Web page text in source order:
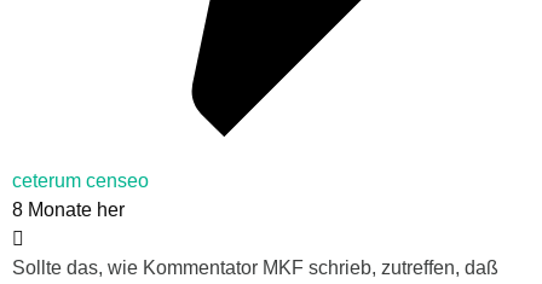
ceterum censeo
8 Monate her
Sollte das, wie Kommentator MKF schrieb, zutreffen, daß